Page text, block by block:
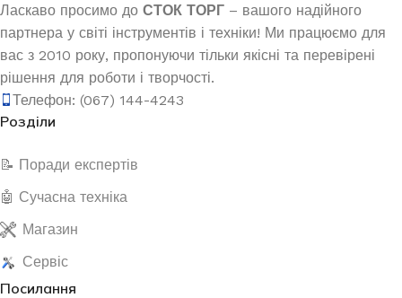
Ласкаво просимо до СТОК ТОРГ – вашого надійного
партнера у світі інструментів і техніки! Ми працюємо для
вас з 2010 року, пропонуючи тільки якісні та перевірені
рішення для роботи і творчості.
Телефон: (067) 144-4243
Розділи
📝 Поради експертів
🤖 Сучасна техніка
Магазин
Сервіс
Посилання